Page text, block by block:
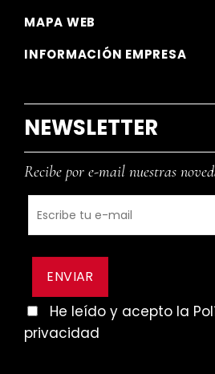
MAPA WEB
INFORMACIÓN EMPRESA
NEWSLETTER
Recibe por e-mail nuestras
He leído y acepto la
privacidad